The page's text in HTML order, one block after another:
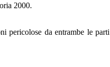
2000.
pericolose da entrambe le parti